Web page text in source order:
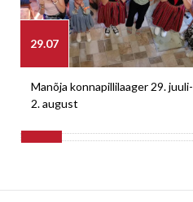
29.07
Manõja konnapillilaager 29. juuli-
2. august